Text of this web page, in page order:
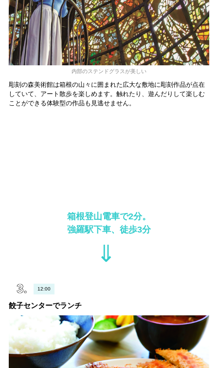
内部のステンドグラスが美しい
彫刻の森美術館は箱根の山々に囲まれた広大な敷地に彫刻作品が点在
していて、アート散歩を楽しめます。触れたり、遊んだりして楽しむ
ことができる体験型の作品も見逃せません。
箱根登山電車で2分。
強羅駅下車、徒歩3分
⇓
12:00
餃子センターでランチ